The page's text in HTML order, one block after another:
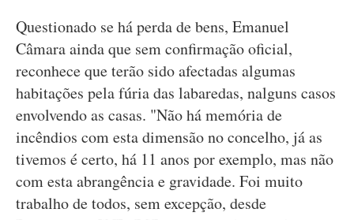
Questionado se há perda de bens, Emanuel
Câmara ainda que sem confirmação oficial,
reconhece que terão sido afectadas algumas
habitações pela fúria das labaredas, nalguns casos
envolvendo as casas. "Não há memória de
incêndios com esta dimensão no concelho, já as
tivemos é certo, há 11 anos por exemplo, mas não
com esta abrangência e gravidade. Foi muito
trabalho de todos, sem excepção, desde